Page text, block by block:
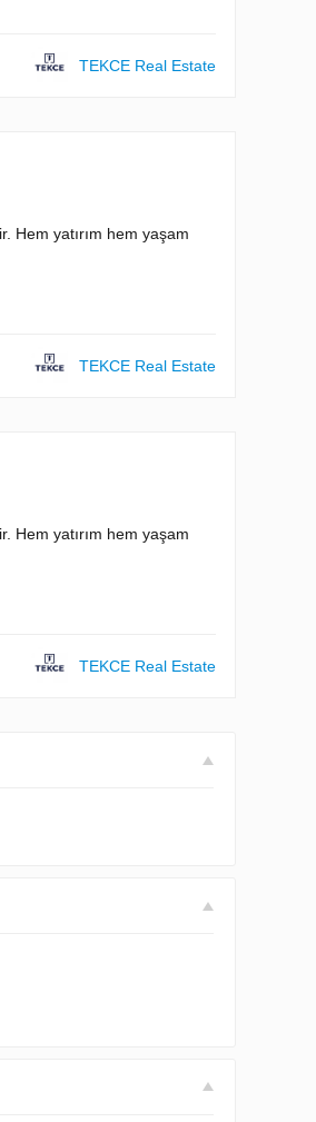
TEKCE Real Estate
Hem yatırım hem yaşam
TEKCE Real Estate
Hem yatırım hem yaşam
TEKCE Real Estate